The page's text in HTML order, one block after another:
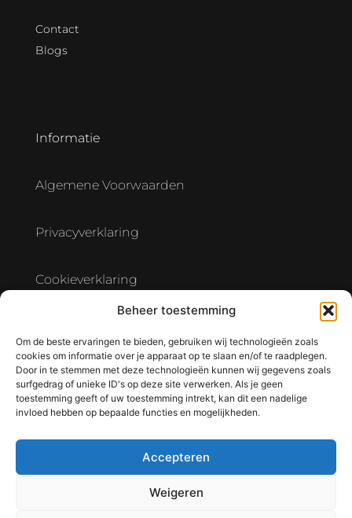
Beheer toestemming
Om de beste ervaringen te bieden, gebruiken wij technologieën zoals
cookies om informatie over je apparaat op te slaan en/of te raadplegen.
Door in te stemmen met deze technologieën kunnen wij gegevens zoals
surfgedrag of unieke ID's op deze site verwerken. Als je geen
toestemming geeft of uw toestemming intrekt, kan dit een nadelige
invloed hebben op bepaalde functies en mogelijkheden.
Accepteren
Weigeren
Informatie
Algemene Voorwaarden
Privacyverklaring
Cookieverklaring
Contact
Blogs